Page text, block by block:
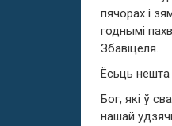
пячорах і
годнымі
Збавіцеля.
Ёсьць
Бог, які ў
нашай